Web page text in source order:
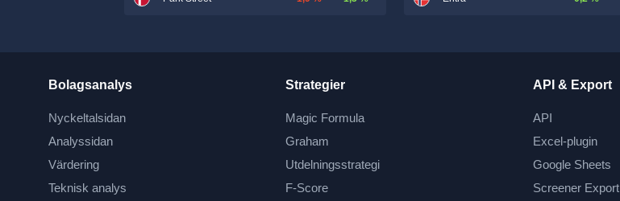
Bolagsanalys
Nyckeltalsidan
Analyssidan
Värdering
Teknisk analys
Strategier
Magic Formula
Graham
Utdelningsstrategi
F-Score
API & Export
API
Excel-plugin
Google Sheets
Screener Export